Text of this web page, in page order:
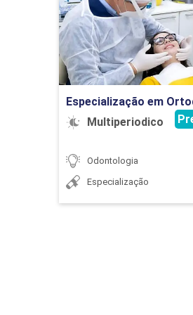
28
32
Especialização em
Multiperiodico
Odontologia
Especialização
Detalhes do
Ir para Inscrição